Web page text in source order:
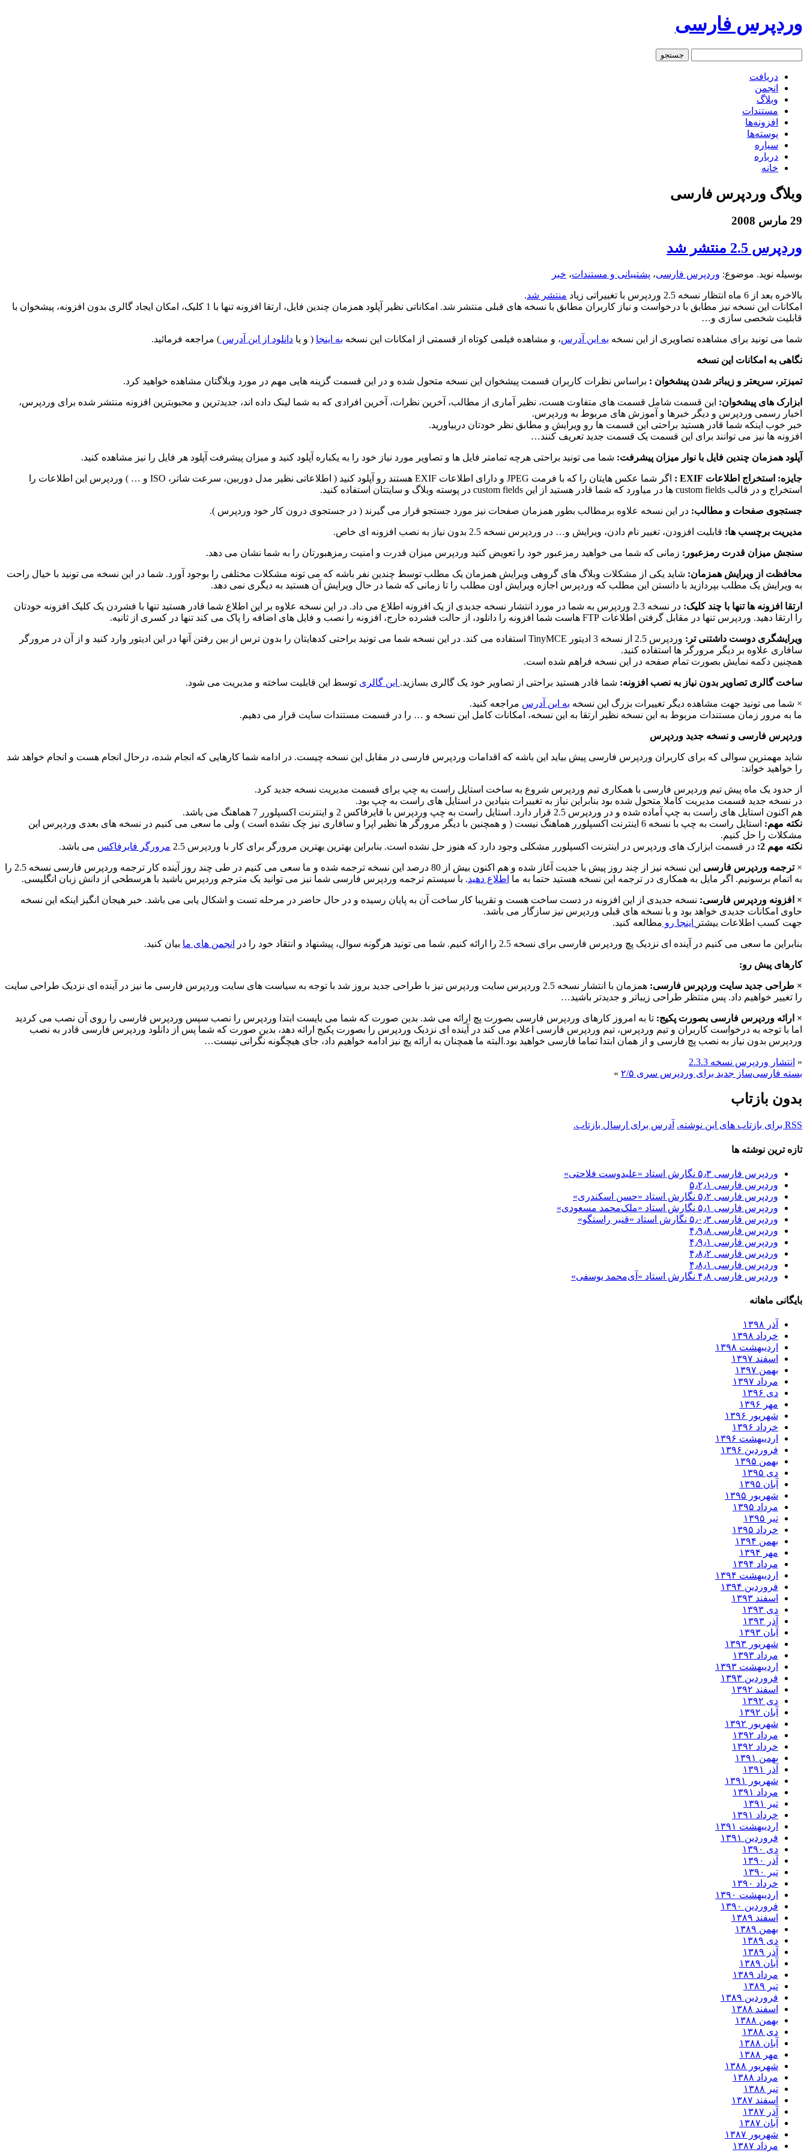
وردپرس فارسی
دریافت
انجمن
وبلاگ
مستندات
افزونه‌ها
پوسته‌ها
سیاره
درباره
خانه
وبلاگ وردپرس فارسی
29 مارس 2008
وردپرس 2.5 منتشر شد
بوسیله نوید. موضوع: وردپرس فارسی، پشتیبانی و مستندات، خبر
بالاخره بعد از 6 ماه انتظار نسخه 2.5 وردپرس با تغییراتی زیاد منتشر شد.
امکانات این نسخه نیز مطابق با درخواست و نیاز کاربران مطابق با نسخه های قبلی منتشر شد. امکاناتی نظیر آپلود همزمان چندین فایل، ارتقا افزونه تنها با 1 کلیک، امکان ایجاد گالری بدون افزونه، پیشخوان با
قابلیت شخصی سازی و…
شما می تونید برای مشاهده تصاویری از این نسخه به این آدرس، و مشاهده فیلمی کوتاه از قسمتی از امکانات این نسخه به اینجا ( و یا دانلود از این آدرس ) مراجعه فرمائید.
نگاهی به امکانات این نسخه
تمیزتر، سریعتر و زیباتر شدن پیشخوان : براساس نظرات کاربران قسمت پیشخوان این نسخه متحول شده و در این قسمت گزینه هایی مهم در مورد وبلاگتان مشاهده خواهید کرد.
ابزارک های پیشخوان: این قسمت شامل قسمت های متفاوت هست، نظیر آماری از مطالب، آخرین نظرات، آخرین افرادی که به شما لینک داده اند، جدیدترین و محبوبترین افزونه منتشر شده برای وردپرس،
اخبار رسمی وردپرس و دیگر خبرها و آموزش های مربوط به وردپرس.
خبر خوب اینکه شما قادر هستید براحتی این قسمت ها رو ویرایش و مطابق نظر خودتان دربیاورید.
افزونه ها نیز می توانند برای این قسمت یک قسمت جدید تعریف کنند…
آپلود همزمان چندین فایل با نوار میزان پیشرفت: شما می تونید براحتی هرچه تمامتر فایل ها و تصاویر مورد نیاز خود را به یکباره آپلود کنید و میزان پیشرفت آپلود هر فایل را نیز مشاهده کنید.
جایزه: استخراج اطلاعات EXIF :
اگر شما عکس هایتان را که با فرمت JPEG و دارای اطلاعات EXIF هستند رو آپلود کنید ( اطلاعاتی نظیر مدل دوربین، سرعت شاتر، ISO و … ) وردپرس این اطلاعات را
استخراج و در قالب custom fields ها در میاورد که شما قادر هستید از این custom fields در پوسته وبلاگ و سایتتان استفاده کنید.
جستجوی صفحات و مطالب: در این نسخه علاوه برمطالب بطور همزمان صفحات نیز مورد جستجو قرار می گیرند ( در جستجوی درون کار خود وردپرس ).
مدیریت برچسب ها: قابلیت افزودن، تغییر نام دادن، ویرایش و… در وردپرس نسخه 2.5 بدون نیاز به نصب افزونه ای خاص.
سنجش میزان قدرت رمزعبور: زمانی که شما می خواهید رمزعبور خود را تعویض کنید وردپرس میزان قدرت و امنیت رمزهبورتان را به شما نشان می دهد.
محافظت از ویرایش همزمان: شاید یکی از مشکلات وبلاگ های گروهی ویرایش همزمان یک مطلب توسط چندین نفر باشه که می تونه مشکلات مختلفی را بوجود آورد. شما در این نسخه می تونید با خیال راحت
به ویرایش یک مطلب بپردازید با دانستن این مطلب که وردپرس اجازه ویرایش اون مطلب را تا زمانی که شما در حال ویرایش آن هستید به دیگری نمی دهد.
ارتقا افزونه ها تنها با چند کلیک:
در نسخه 2.3 وردپرس به شما در مورد انتشار نسخه جدیدی از یک افزونه اطلاع می داد. در این نسخه علاوه بر این اطلاع شما قادر هستید تنها با فشردن یک کلیک افزونه خودتان
را ارتقا دهید. وردپرس تنها در مقابل گرفتن اطلاعات FTP هاست شما افزونه را دانلود، از حالت فشرده خارج، افزونه را نصب و فایل های اضافه را پاک می کند تنها در کسری از ثانیه.
ویرایشگری دوست داشتنی تر:
وردپرس 2.5 از نسخه 3 ادیتور TinyMCE استفاده می کند. در این نسخه شما می تونید براحتی کدهایتان را بدون ترس از بین رفتن آنها در این ادیتور وارد کنید و از آن در مرورگر
سافاری علاوه بر دیگر مرورگر ها استفاده کنید.
همچنین دکمه نمایش بصورت تمام صفحه در این نسخه فراهم شده است.
ساخت گالری تصاویر بدون نیاز به نصب افزونه: شما قادر هستید براحتی از تصاویر خود یک گالری بسازید. این گالری توسط این قابلیت ساخته و مدیریت می شود.
× شما می تونید جهت مشاهده دیگر تغییرات بزرگ این نسخه به این آدرس مراجعه کنید.
ما به مرور زمان مستندات مربوط به این نسخه نظیر ارتقا به این نسخه، امکانات کامل این نسخه و … را در قسمت مستندات سایت قرار می دهیم.
وردپرس فارسی و نسخه جدید وردپرس
شاید مهمترین سوالی که برای کاربران وردپرس فارسی پیش بیاید این باشه که اقدامات وردپرس فارسی در مقابل این نسخه چیست. در ادامه شما کارهایی که انجام شده، درحال انجام هست و انجام خواهد شد
را خواهید خواند:
از حدود یک ماه پیش تیم وردپرس فارسی با همکاری تیم وردپرس شروع به ساخت استایل راست به چپ برای قسمت مدیریت نسخه جدید کرد.
در نسخه جدید قسمت مدیریت کاملا متحول شده بود بنابراین نیاز به تغییرات بنیادین در استایل های راست به چپ بود.
هم اکنون استایل های راست به چپ آماده شده و در وردپرس 2.5 قرار دارد. استایل راست به چپ وردپرس با فایرفاکس 2 و اینترنت اکسپلورر 7 هماهنگ می باشد.
نکته مهم:
استایل راست به چپ با نسخه 6 اینترنت اکسپلورر هماهنگ نیست ( و همچنین با دیگر مرورگر ها نظیر اپرا و سافاری نیز چک نشده است ) ولی ما سعی می کنیم در نسخه های بعدی وردپرس این
مشکلات را حل کنیم.
نکته مهم 2:
در قسمت ابزارک های وردپرس در اینترنت اکسپلورر مشکلی وجود دارد که هنوز حل نشده است. بنابراین بهترین بهترین مرورگر برای کار با وردپرس 2.5 مرورگر فایرفاکس می باشد.
×ترجمه وردپرس فارسی
این نسخه نیز از چند روز پیش با جدیت آغاز شده و هم اکنون بیش از 80 درصد این نسخه ترجمه شده و ما سعی می کنیم در طی چند روز آینده کار ترجمه وردپرس فارسی نسخه 2.5 را
به اتمام برسونیم. اگر مایل به همکاری در ترجمه این نسخه هستید حتما به ما اطلاع دهید. با سیستم ترجمه وردپرس فارسی شما نیز می توانید یک مترجم وردپرس باشید با هرسطحی از دانش زبان انگلیسی.
× افزونه وردپرس فارسی: نسخه جدیدی از این افزونه در دست ساخت هست و تقریبا کار ساخت آن به پایان رسیده و در حال حاضر در مرحله تست و اشکال یابی می باشد. خبر هیجان انگیز اینکه این نسخه
حاوی امکانات جدیدی خواهد بود و با نسخه های قبلی وردپرس نیز سازگار می باشد.
جهت کسب اطلاعات بیشتر
اینجا رو مطالعه کنید.
بنابراین ما سعی می کنیم در آینده ای نزدیک پچ وردپرس فارسی برای نسخه 2.5 را ارائه کنیم. شما می تونید هرگونه سوال، پیشنهاد و انتقاد خود را در انجمن های ما بیان کنید.
کارهای پیش رو:
× طراحی جدید سایت وردپرس فارسی:
همزمان با انتشار نسخه 2.5 وردپرس سایت وردپرس نیز با طراحی جدید بروز شد با توجه به سیاست های سایت وردپرس فارسی ما نیز در آینده ای نزدیک طراحی سایت
را تغییر خواهیم داد. پس منتظر طراحی زیباتر و جدیدتر باشید…
× ارائه وردپرس فارسی بصورت پکیج: تا به امروز کارهای وردپرس فارسی بصورت پچ ارائه می شد. بدین صورت که شما می بایست ابتدا وردپرس را نصب سپس وردپرس فارسی را روی آن نصب می کردید
اما با توجه به درخواست کاربران و تیم وردپرس، تیم وردپرس فارسی اعلام می کند در آینده ای نزدیک وردپرس را بصورت پکیج ارائه دهد، بدین صورت که شما پس از دانلود وردپرس فارسی قادر به نصب
وردپرس بدون نیاز به نصب پچ فارسی و از همان ابتدا تماما فارسی خواهید بود.البته ما همچنان به ارائه پچ نیز ادامه خواهیم داد، جای هیچگونه نگرانی نیست…
« انتشار وردپرس نسخه 2.3.3
بسته فارسی‌ساز جدید برای وردپرس سری ۲/۵
»
بدون بازتاب
RSS برای بازتاب های این نوشته. آدرس برای ارسال بازتاب.
تازه ترین نوشته ها
وردپرس فارسی ۵٫۳ نگارش استاد «علیدوست فلاحتی»
وردپرس فارسی ۵٫۲٫۱
وردپرس فارسی ۵٫۲ نگارش استاد «حسن اسکندری»
وردپرس فارسی ۵٫۱ نگارش استاد «ملک‌محمد مسعودی»
وردپرس فارسی ۵٫۰٫۳ نگارش استاد «قنبر راستگو»
وردپرس فارسی ۴٫۹٫۸
وردپرس فارسی ۴٫۹٫۱
وردپرس فارسی ۴٫۸٫۲
وردپرس فارسی ۴٫۸٫۱
وردپرس فارسی ۴٫۸ نگارش استاد «آی‌محمد یوسفی»
بایگانی ماهانه
آذر ۱۳۹۸
خرداد ۱۳۹۸
اردیبهشت ۱۳۹۸
اسفند ۱۳۹۷
بهمن ۱۳۹۷
مرداد ۱۳۹۷
دی ۱۳۹۶
مهر ۱۳۹۶
شهریور ۱۳۹۶
خرداد ۱۳۹۶
اردیبهشت ۱۳۹۶
فروردین ۱۳۹۶
بهمن ۱۳۹۵
دی ۱۳۹۵
آبان ۱۳۹۵
شهریور ۱۳۹۵
مرداد ۱۳۹۵
تیر ۱۳۹۵
خرداد ۱۳۹۵
بهمن ۱۳۹۴
مهر ۱۳۹۴
مرداد ۱۳۹۴
اردیبهشت ۱۳۹۴
فروردین ۱۳۹۴
اسفند ۱۳۹۳
دی ۱۳۹۳
آذر ۱۳۹۳
آبان ۱۳۹۳
شهریور ۱۳۹۳
مرداد ۱۳۹۳
اردیبهشت ۱۳۹۳
فروردین ۱۳۹۳
اسفند ۱۳۹۲
دی ۱۳۹۲
آبان ۱۳۹۲
شهریور ۱۳۹۲
مرداد ۱۳۹۲
خرداد ۱۳۹۲
بهمن ۱۳۹۱
آذر ۱۳۹۱
شهریور ۱۳۹۱
مرداد ۱۳۹۱
تیر ۱۳۹۱
خرداد ۱۳۹۱
اردیبهشت ۱۳۹۱
فروردین ۱۳۹۱
دی ۱۳۹۰
آذر ۱۳۹۰
تیر ۱۳۹۰
خرداد ۱۳۹۰
اردیبهشت ۱۳۹۰
فروردین ۱۳۹۰
اسفند ۱۳۸۹
بهمن ۱۳۸۹
دی ۱۳۸۹
آذر ۱۳۸۹
آبان ۱۳۸۹
مرداد ۱۳۸۹
تیر ۱۳۸۹
فروردین ۱۳۸۹
اسفند ۱۳۸۸
بهمن ۱۳۸۸
دی ۱۳۸۸
آبان ۱۳۸۸
مهر ۱۳۸۸
شهریور ۱۳۸۸
مرداد ۱۳۸۸
تیر ۱۳۸۸
اسفند ۱۳۸۷
آذر ۱۳۸۷
آبان ۱۳۸۷
شهریور ۱۳۸۷
مرداد ۱۳۸۷